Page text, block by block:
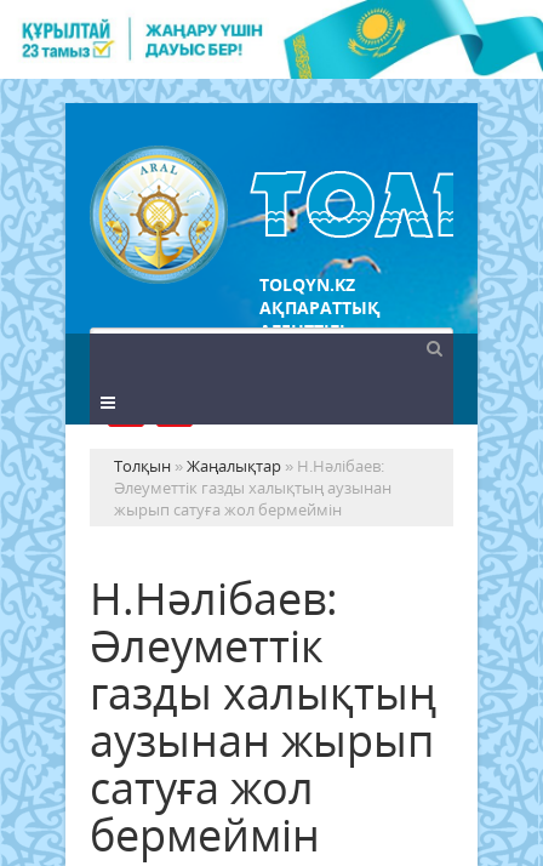
TOLQYN.KZ
АҚПАРАТТЫҚ
АГЕНТТІГІ
Толқын »Жаңалықтар » Н.Нәлібаев:
Әлеуметтік газды халықтың аузынан
жырып сатуға жол бермеймін
Н.Нәлібаев:
Әлеуметтік
газды халықтың
аузынан жырып
сатуға жол
бермеймін